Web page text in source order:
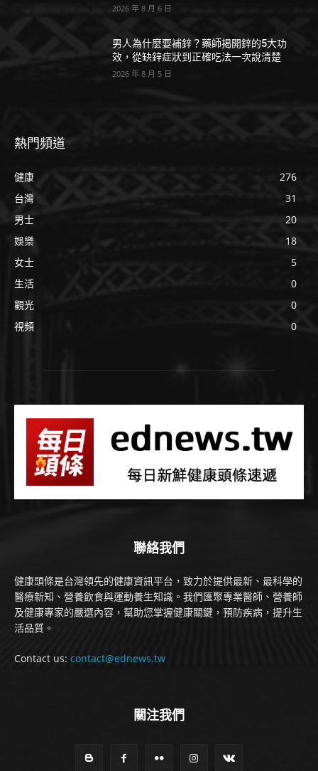
2026 年 8 月 6 日
男人為什麼要補鋅？藥師揭開鋅的5大功
效，從缺鋅症狀到正確吃法一次說清楚
2026 年 8 月 5 日
熱門頻道
健康
276
台灣
31
男士
20
娛樂
18
女士
5
生活
0
觀光
0
視頻
0
聯絡我們
健康頭條是台灣領先的健康資訊平台，致力於提供最新、最科學的
醫療新知、營養飲食與運動養生知識。我們匯聚專業醫師、營養師
及健康專家的嚴選內容，幫助您掌握健康關鍵，預防疾病，提升生
活品質。
Contact us: contact@ednews.tw
關注我們